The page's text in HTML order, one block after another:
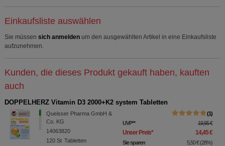
Einkaufsliste auswählen
Sie müssen sich anmelden um den ausgewählten Artikel in eine Einkaufsliste
aufzunehmen.
Kunden, die dieses Produkt gekauft haben, kauften
auch
DOPPELHERZ Vitamin D3 2000+K2 system Tabletten
Queisser Pharma GmbH &
Co. KG
14063820
120 St Tabletten
1
UVP** 19,95 €
Unser Preis* 14,45 €
Sie sparen 5,50 € (28%)